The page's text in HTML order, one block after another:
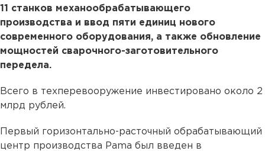
11 станков механообрабатывающего
производства и ввод пяти единиц нового
современного оборудования, а также обновление
мощностей сварочного-заготовительного
передела.
Всего в техперевооружение инвестировано около 2
млрд рублей.
Первый горизонтально-расточный обрабатывающий
центр производства Pama был введен в